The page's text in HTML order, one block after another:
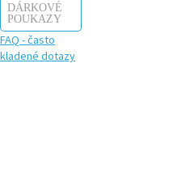
DÁRKOVÉ
POUKAZY
FAQ - často
kladené dotazy